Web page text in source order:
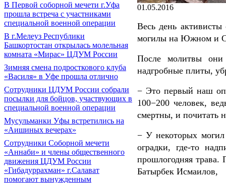
В Первой соборной мечети г.Уфа
прошла встреча с участниками
специальной военной операции
В г.Мелеуз Республики
Башкортостан открылась молельная
комната «Мирас» ЦДУМ России
Зимняя смена подросткового клуба
«Василя» в Уфе прошла отлично
Сотрудники ЦДУМ России собрали
посылки для бойцов, участвующих в
специальной военной операции
Мусульманки Уфы встретились на
«Аишиных вечерах»
Сотрудники Соборной мечети
«Аннаби» и члены общественного
движения ЦДУМ России
«Гибадуррахман» г.Салават
помогают вынужденным
01.05.2016
Весь день
могилы на Южном и
После молитвы они
надгробные плиты,
− Это первый наш
100−200 человек,
смертны, и почитать
− У некоторых
оградки, где-то
прошлогодняя трава.
Батырбек Исмаилов,